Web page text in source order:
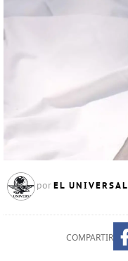
por EL UNIVERSAL
COMPARTIR